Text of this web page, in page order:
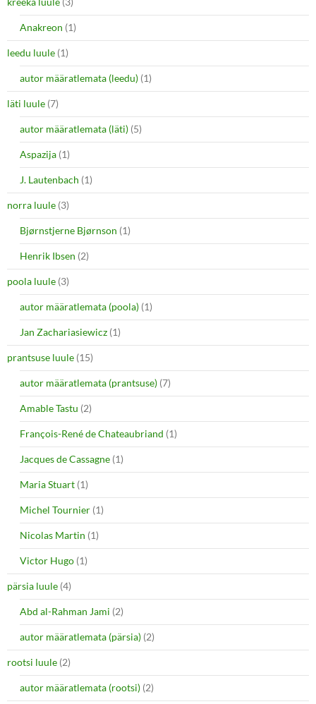
Anakreon (1)
leedu luule (1)
autor määratlemata (leedu) (1)
läti luule (7)
autor määratlemata (läti) (5)
Aspazija (1)
J. Lautenbach (1)
norra luule (3)
Bjørnstjerne Bjørnson (1)
Henrik Ibsen (2)
poola luule (3)
autor määratlemata (poola) (1)
Jan Zachariasiewicz (1)
prantsuse luule (15)
autor määratlemata (prantsuse) (7)
Amable Tastu (2)
François-René de Chateaubriand (1)
Jacques de Cassagne (1)
Maria Stuart (1)
Michel Tournier (1)
Nicolas Martin (1)
Victor Hugo (1)
pärsia luule (4)
Abd al-Rahman Jami (2)
autor määratlemata (pärsia) (2)
rootsi luule (2)
autor määratlemata (rootsi) (2)